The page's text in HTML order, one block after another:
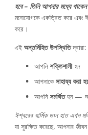
হবে – তিনি আপনার মধ্যে
মনোযোগকে একত্রিত করে এবং
করে।
এই অন্তর্নিহিত উপস্থিতিদ্বারা:
আপনিশক্তিশালী হন
আপনাকে সাহায্য করা
আপনিসমর্থিতহন —
ঈশ্বরের ধার্মিক ডান হাত এখন
যা সুরক্ষিত করেছে, আপনার